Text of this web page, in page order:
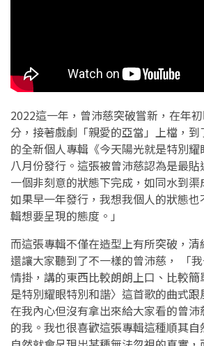
2022這一年，曾沛慈突破嘗新，在年
分，接著戲劇「親愛的亞當」上檔，
的全新個人專輯《今天陽光就是特別
八月份發行。這張被曾沛慈認為是最
一個非刻意的狀態下完成，如同水到
如果早一年發行，我想我個人的狀態
輯想要呈現的態度。」
而這張專輯不僅在造型上有所突破，清
還讓大家聽到了不一樣的曾沛慈， 「
情掛，講的東西比較朗朗上口、比較
是特別耀眼特別和諧〉這首歌的曲式
在我內心但沒有拿出來給大家看的曾
的我。我也很喜歡這張專輯這種順其